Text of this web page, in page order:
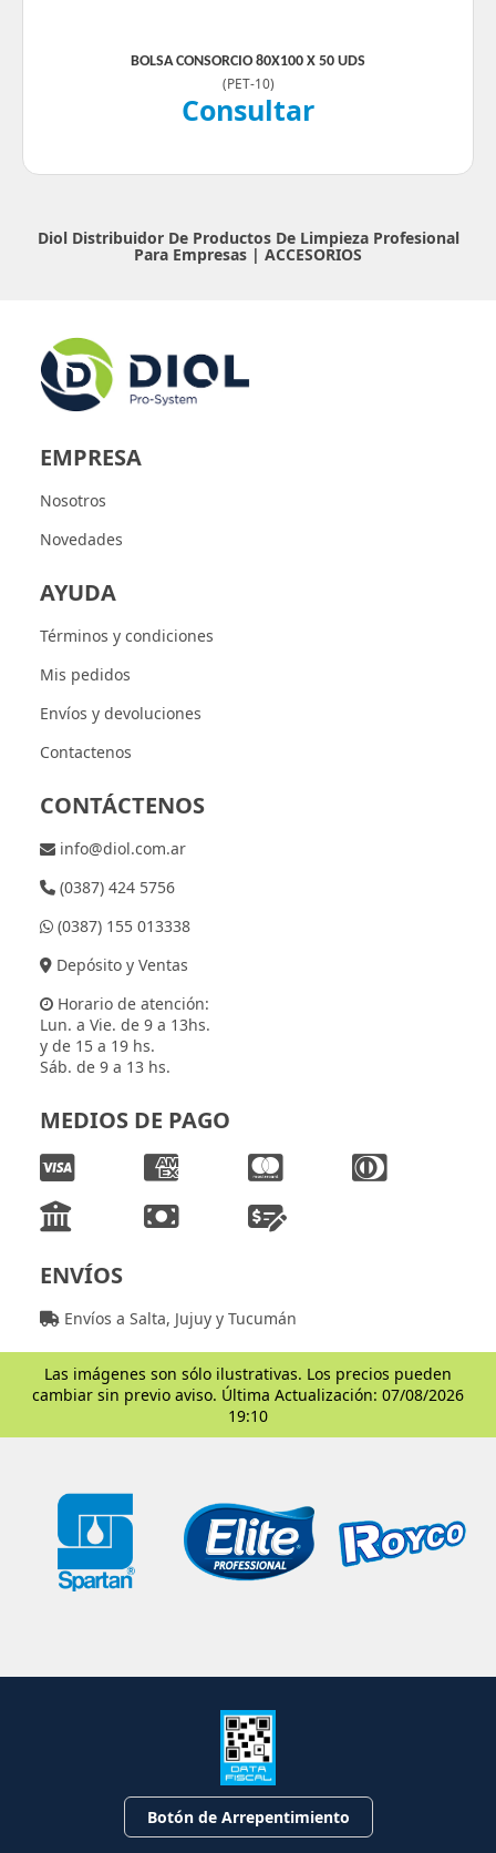
BOLSA CONSORCIO 80X100 X 50 UDS
(PET-10)
Consultar
Diol Distribuidor De Productos De Limpieza Profesional
Para Empresas | ACCESORIOS
EMPRESA
Nosotros
Novedades
AYUDA
Términos y condiciones
Mis pedidos
Envíos y devoluciones
Contactenos
CONTÁCTENOS
info@diol.com.ar
(0387) 424 5756
(0387) 155 013338
Depósito y Ventas
Horario de atención:
Lun. a Vie. de 9 a 13hs.
y de 15 a 19 hs.
Sáb. de 9 a 13 hs.
MEDIOS DE PAGO
ENVÍOS
Envíos a Salta, Jujuy y Tucumán
Las imágenes son sólo ilustrativas. Los precios pueden
cambiar sin previo aviso. Última Actualización: 07/08/2026
19:10
Botón de Arrepentimiento